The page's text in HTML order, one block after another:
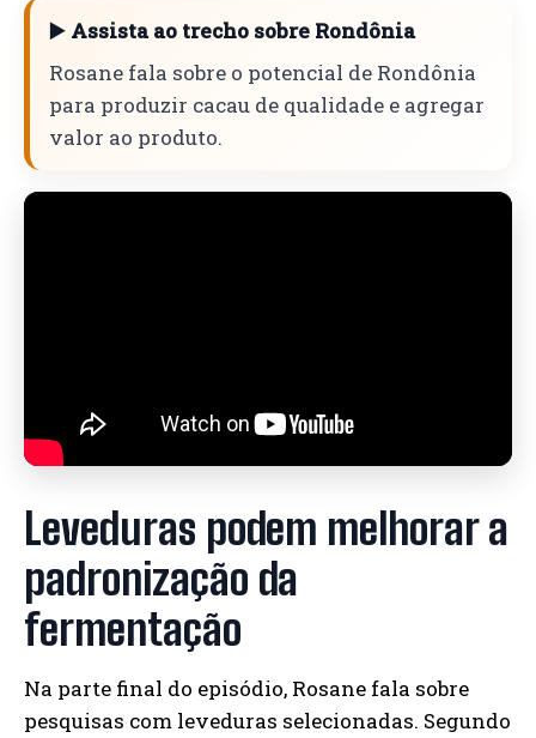
▶️ Assista ao trecho sobre Rondônia
Rosane fala sobre o potencial de Rondônia
para produzir cacau de qualidade e agregar
valor ao produto.
Leveduras podem melhorar a
padronização da
fermentação
Na parte final do episódio, Rosane fala sobre
pesquisas com leveduras selecionadas. Segundo